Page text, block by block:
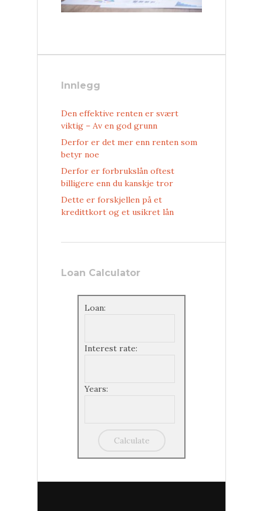
Innlegg
Den effektive renten er svært
viktig – Av en god grunn
Derfor er det mer enn renten som
betyr noe
Derfor er forbrukslån oftest
billigere enn du kanskje tror
Dette er forskjellen på et
kredittkort og et usikret lån
Loan Calculator
Loan:
Interest rate:
Years: